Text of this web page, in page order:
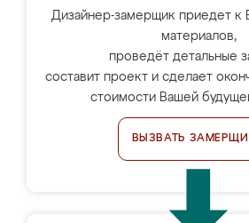
Дизайнер-замерщик приедет к
материалов,
проведёт детальные
составит проект и сделает
стоимости Вашей
ВЫЗВАТЬ